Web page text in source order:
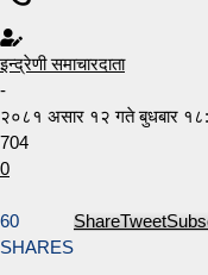
इन्द्रेणी समाचारदाता
-
२०८१ असार १२ गते बुधबार
704
0
60
SHARES
ShareTweet